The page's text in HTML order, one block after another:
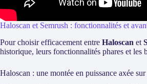
Haloscan et Semrush : fonctionnalités et
Pour choisir efficacement entre Haloscan et
historique, leurs fonctionnalités phares et les
Haloscan : une montée en puissance axée